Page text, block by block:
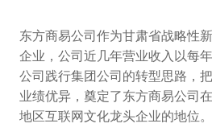
东方商易公司作为甘肃省战略性
企业，公司近几年营业收入以每
公司践行集团公司的转型思路，
业绩优异，奠定了东方商易公司
地区互联网文化龙头企业的地位。